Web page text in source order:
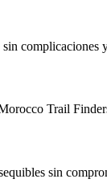
Trail
sin